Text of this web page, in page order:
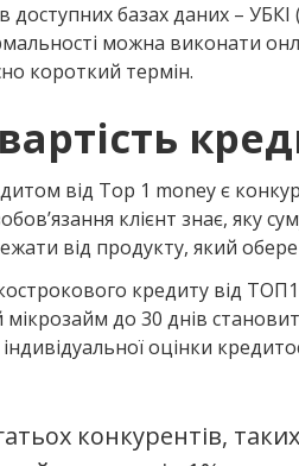
доступних базах даних –
можна виконати
короткий термін.
від Top 1 money є
клієнт знає, яку
від продукту, який обере
кредиту від ТОП1
до 30 днів
оцінки
конкурентів,